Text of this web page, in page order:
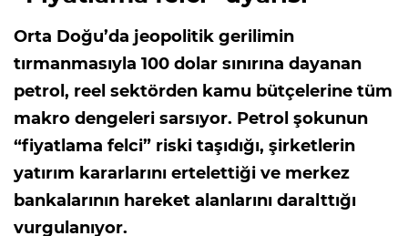
Orta Doğu’da jeopolitik gerilimin
tırmanmasıyla 100 dolar sınırına dayanan
petrol, reel sektörden kamu bütçelerine tüm
makro dengeleri sarsıyor. Petrol şokunun
“fiyatlama felci” riski taşıdığı, şirketlerin
yatırım kararlarını ertelettiği ve merkez
bankalarının hareket alanlarını daralttığı
vurgulanıyor.